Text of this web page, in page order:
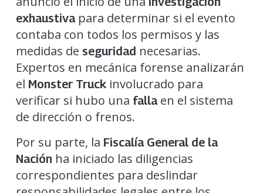
exhaustivapara determinar si el evento
contaba con todos los permisos y las
medidas de seguridad necesarias.
Expertos en mecánica forense analizarán
el Monster Truckinvolucrado para
verificar si hubo una fallaen el sistema
de dirección o frenos.
Por su parte, la Fiscalía General de la
Nación ha iniciado las diligencias
correspondientes para deslindar